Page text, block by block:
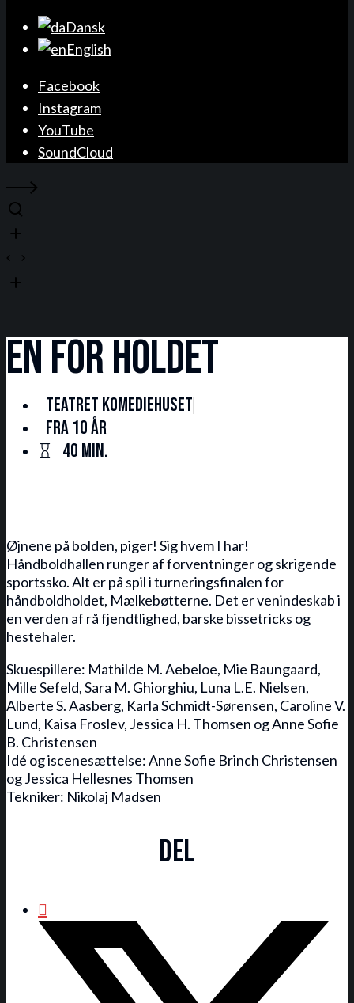
Dansk
English
Facebook
Instagram
YouTube
SoundCloud
En for holdet
Teatret Komediehuset
Fra 10 år
40 min.
Øjnene på bolden, piger! Sig hvem I har!
Håndboldhallen runger af forventninger og skrigende
sportssko. Alt er på spil i turneringsfinalen for
håndboldholdet, Mælkebøtterne. Det er venindeskab i
en verden af rå fjendtlighed, barske bissetricks og
hestehaler.
Skuespillere: Mathilde M. Aebeloe, Mie Baungaard,
Mille Sefeld, Sara M. Ghiorghiu, Luna L.E. Nielsen,
Alberte S. Aasberg, Karla Schmidt-Sørensen, Caroline V.
Lund, Kaisa Froslev, Jessica H. Thomsen og Anne Sofie
B. Christensen
Idé og iscenesættelse: Anne Sofie Brinch Christensen
og Jessica Hellesnes Thomsen
Tekniker: Nikolaj Madsen
Del